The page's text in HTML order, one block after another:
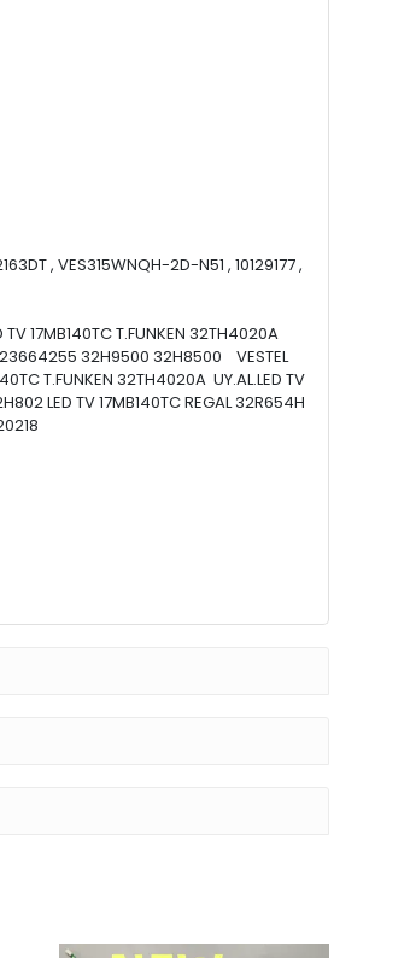
, VES315WNQH-2D-N51 , 10129177 ,
TV 17MB140TC T.FUNKEN 32TH4020A
V23664255 32H9500 32H8500 VESTEL
T.FUNKEN 32TH4020A UY.AL.LED TV
LED TV 17MB140TC REGAL 32R654H